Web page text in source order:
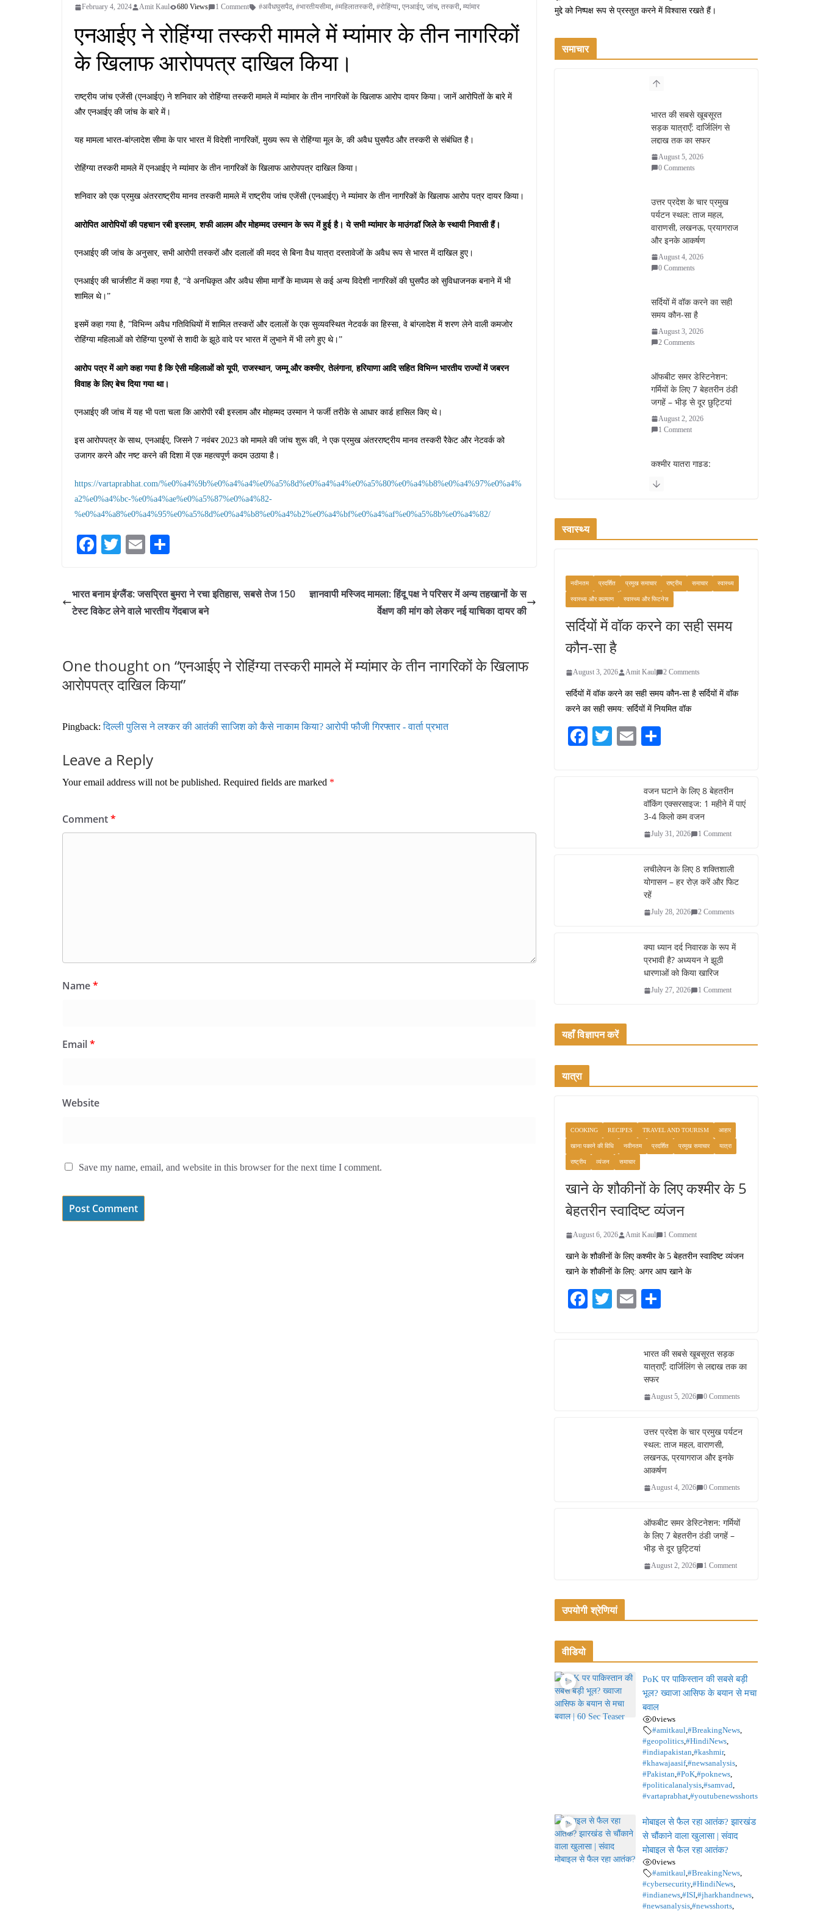
February 4, 2024 Amit Kaul 680 Views 1 Comment #अवैधघुसपैठ, #भारतीयसीमा, #महिलातस्करी, #रोहिंग्या, एनआईए, जांच, तस्करी, म्यांमार
एनआईए ने रोहिंग्या तस्करी मामले में म्यांमार के तीन नागरिकों
के खिलाफ आरोपपत्र दाखिल किया।
राष्ट्रीय जांच एजेंसी (एनआईए) ने शनिवार को रोहिंग्या तस्करी मामले में म्यांमार के तीन नागरिकों के खिलाफ आरोप दायर किया। जानें आरोपितों के बारे में
और एनआईए की जांच के बारे में।
यह मामला भारत-बांग्लादेश सीमा के पार भारत में विदेशी नागरिकों, मुख्य रूप से रोहिंग्या मूल के, की अवैध घुसपैठ और तस्करी से संबंधित है।
रोहिंग्या तस्करी मामले में एनआईए ने म्यांमार के तीन नागरिकों के खिलाफ आरोपपत्र दाखिल किया।
शनिवार को एक प्रमुख अंतरराष्ट्रीय मानव तस्करी मामले में राष्ट्रीय जांच एजेंसी (एनआईए) ने म्यांमार के तीन नागरिकों के खिलाफ आरोप पत्र दायर किया।
आरोपित आरोपियों की पहचान रबी इस्लाम, शफी आलम और मोहम्मद उस्मान के रूप में हुई है। ये सभी म्यांमार के माउंगडॉ जिले के स्थायी निवासी हैं।
एनआईए की जांच के अनुसार, सभी आरोपी तस्करों और दलालों की मदद से बिना वैध यात्रा दस्तावेजों के अवैध रूप से भारत में दाखिल हुए।
एनआईए की चार्जशीट में कहा गया है, “वे अनधिकृत और अवैध सीमा मार्गों के माध्यम से कई अन्य विदेशी नागरिकों की घुसपैठ को सुविधाजनक बनाने में भी
शामिल थे।”
इसमें कहा गया है, ”विभिन्न अवैध गतिविधियों में शामिल तस्करों और दलालों के एक सुव्यवस्थित नेटवर्क का हिस्सा, वे बांग्लादेश में शरण लेने वाली कमजोर
रोहिंग्या महिलाओं को रोहिंग्या पुरुषों से शादी के झूठे वादे पर भारत में लुभाने में भी लगे हुए थे।”
आरोप पत्र में आगे कहा गया है कि ऐसी महिलाओं को यूपी, राजस्थान, जम्मू और कश्मीर, तेलंगाना, हरियाणा आदि सहित विभिन्न भारतीय राज्यों में जबरन
विवाह के लिए बेच दिया गया था।
एनआईए की जांच में यह भी पता चला कि आरोपी रबी इस्लाम और मोहम्मद उस्मान ने फर्जी तरीके से आधार कार्ड हासिल किए थे।
इस आरोपपत्र के साथ, एनआईए, जिसने 7 नवंबर 2023 को मामले की जांच शुरू की, ने एक प्रमुख अंतरराष्ट्रीय मानव तस्करी रैकेट और नेटवर्क को
उजागर करने और नष्ट करने की दिशा में एक महत्वपूर्ण कदम उठाया है।
https://vartaprabhat.com/%e0%a4%9b%e0%a4%a4%e0%a5%8d%e0%a4%a4%e0%a5%80%e0%a4%b8%e0%a4%97%e0%a4%
a2%e0%a4%bc-%e0%a4%ae%e0%a5%87%e0%a4%82-
%e0%a4%a8%e0%a4%95%e0%a5%8d%e0%a4%b8%e0%a4%b2%e0%a4%bf%e0%a4%af%e0%a5%8b%e0%a4%82/
Fa
bo
ok
T
tte
r
E
ail
भारत बनाम इंग्लैंड: जसप्रित बुमरा ने रचा इतिहास, सबसे तेज 150
टेस्ट विकेट लेने वाले भारतीय गेंदबाज बने
ज्ञानवापी मस्जिद मामला: हिंदू पक्ष ने परिसर में अन्य तहखानों के स
र्वेक्षण की मांग को लेकर नई याचिका दायर की
One thought on “एनआईए ने रोहिंग्या तस्करी मामले में म्यांमार के तीन नागरिकों के खिलाफ
आरोपपत्र दाखिल किया”
Pingback:दिल्ली पुलिस ने लश्कर की आतंकी साजिश को कैसे नाकाम किया? आरोपी फौजी गिरफ्तार - वार्ता प्रभात
Leave a Reply
Your email address will not be published. Required fields are marked *
Comment*
Name*
Email*
Website
Save my name, email, and website in this browser for the next time I comment.
मुद्दे को निष्पक्ष रूप से प्रस्तुत करने में विश्वास रखते हैं।
समाचार
भारत की सबसे खूबसूरत
सड़क यात्राएँ: दार्जिलिंग से
लद्दाख तक का सफर
August 5, 2026
0 Comments
उत्तर प्रदेश के चार प्रमुख
पर्यटन स्थल: ताज महल,
वाराणसी, लखनऊ, प्रयागराज
और इनके आकर्षण
August 4, 2026
0 Comments
सर्दियों में वॉक करने का सही
समय कौन-सा है
August 3, 2026
2 Comments
ऑफबीट समर डेस्टिनेशन:
गर्मियों के लिए 7 बेहतरीन ठंडी
जगहें – भीड़ से दूर छुट्टियां
August 2, 2026
1 Comment
कश्मीर यात्रा गाइड:
स्वादिष्ट भोजन का अनूठा संगम
पाएं 3-4 किलो कम वजन
July 31, 2026 1 Comment
रामेश्वरम यात्रा गाइड: पवित्र
July 30, 2026
खाने के शौकीनों के लिए
व्यंजन
August 6, 2026
स्वास्थ्य
नवीनतम प्रदर्शित प्रमुख समाचार राष्ट्रीय समाचार स्वास्थ्य
स्वास्थ्य और कल्याण स्वास्थ्य और फिटनेस
सर्दियों में वॉक करने का सही समय
कौन-सा है
August 3, 2026 Amit Kaul 2 Comments
सर्दियों में वॉक करने का सही समय कौन-सा है सर्दियों में वॉक
करने का सही समय: सर्दियों में नियमित वॉक
Fa T
E
वजन घटाने के लिए 8 बेहतरीन
वॉकिंग एक्सरसाइज: 1 महीने में पाएं
3-4 किलो कम वजन
July 31, 2026 1 Comment
लचीलेपन के लिए 8 शक्तिशाली
योगासन – हर रोज़ करें और फिट
रहें
July 28, 2026 2 Comments
क्या ध्यान दर्द निवारक के रूप में
प्रभावी है? अध्ययन ने झूठी
धारणाओं को किया खारिज
July 27, 2026 1 Comment
यहाँ विज्ञापन करें
यात्रा
COOKING RECIPES TRAVEL AND TOURISM आहार
खाना पकाने की विधि नवीनतम प्रदर्शित प्रमुख समाचार यात्रा
राष्ट्रीय व्यंजन समाचार
खाने के शौकीनों के लिए कश्मीर के 5
बेहतरीन स्वादिष्ट व्यंजन
August 6, 2026 Amit Kaul 1 Comment
खाने के शौकीनों के लिए कश्मीर के 5 बेहतरीन स्वादिष्ट व्यंजन
खाने के शौकीनों के लिए: अगर आप खाने के
Fa T
E
भारत की सबसे खूबसूरत सड़क
यात्राएँ: दार्जिलिंग से लद्दाख तक का
सफर
August 5, 2026 0 Comments
उत्तर प्रदेश के चार प्रमुख पर्यटन
स्थल: ताज महल, वाराणसी,
लखनऊ, प्रयागराज और इनके
आकर्षण
August 4, 2026 0 Comments
ऑफबीट समर डेस्टिनेशन: गर्मियों
के लिए 7 बेहतरीन ठंडी जगहें –
भीड़ से दूर छुट्टियां
August 2, 2026 1 Comment
उपयोगी श्रेणियां
वीडियो
PoK पर पाकिस्तान की सबसे बड़ी
भूल? ख्वाजा आसिफ के बयान से मचा
बवाल
0views
#amitkaul,#BreakingNews,
#geopolitics,#HindiNews,
#indiapakistan,#kashmir,
#khawajaasif,#newsanalysis,
#Pakistan,#PoK,#poknews,
#politicalanalysis,#samvad,
#vartaprabhat,#youtubenewsshorts
मोबाइल से फैल रहा आतंक? झारखंड
से चौंकाने वाला खुलासा | संवाद
मोबाइल से फैल रहा आतंक?
0views
#amitkaul,#BreakingNews,
#cybersecurity,#HindiNews,
#indianews,#ISI,#jharkhandnews,
#newsanalysis,#newsshorts,